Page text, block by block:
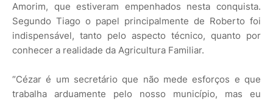
Amorim, que estiveram empenhados nesta conquista.
Segundo Tiago o papel principalmente de Roberto foi
indispensável, tanto pelo aspecto técnico, quanto por
conhecer a realidade da Agricultura Familiar.
“Cézar é um secretário que não mede esforços e que
trabalha arduamente pelo nosso município, mas eu